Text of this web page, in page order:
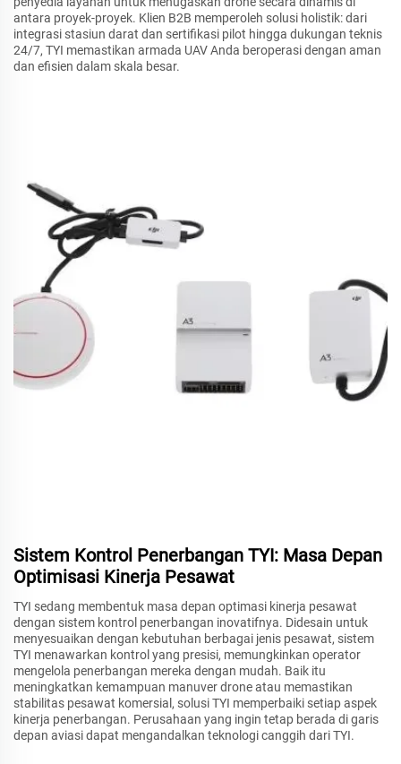
antara proyek-proyek. Klien B2B memperoleh solusi holistik: dari
integrasi stasiun darat dan sertifikasi pilot hingga dukungan teknis
24/7, TYI memastikan armada UAV Anda beroperasi dengan aman
dan efisien dalam skala besar.
Sistem Kontrol Penerbangan TYI: Masa Depan
Optimisasi Kinerja Pesawat
TYI sedang membentuk masa depan optimasi kinerja pesawat
dengan sistem kontrol penerbangan inovatifnya. Didesain untuk
menyesuaikan dengan kebutuhan berbagai jenis pesawat, sistem
TYI menawarkan kontrol yang presisi, memungkinkan operator
mengelola penerbangan mereka dengan mudah. Baik itu
meningkatkan kemampuan manuver drone atau memastikan
stabilitas pesawat komersial, solusi TYI memperbaiki setiap aspek
kinerja penerbangan. Perusahaan yang ingin tetap berada di garis
depan aviasi dapat mengandalkan teknologi canggih dari TYI.